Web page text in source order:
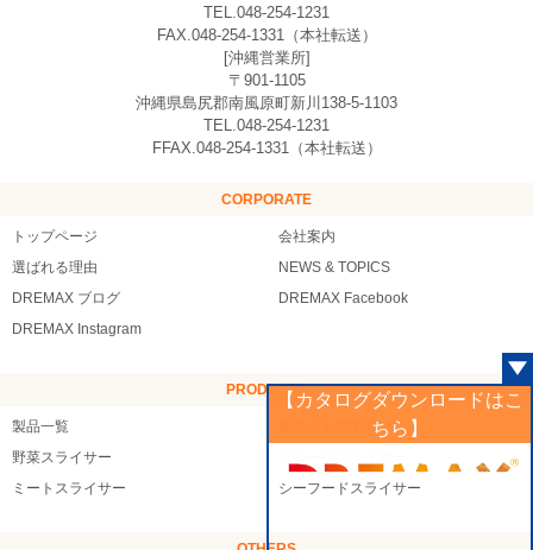
TEL.048-254-1231
FAX.048-254-1331（本社転送）
[沖縄営業所]
〒901-1105
沖縄県島尻郡南風原町新川138-5-1103
TEL.048-254-1231
FFAX.048-254-1331（本社転送）
CORPORATE
トップページ
会社案内
選ばれる理由
NEWS & TOPICS
DREMAX ブログ
DREMAX Facebook
DREMAX Instagram
PRODUCTS
製品一覧
製品デモMOVIE
野菜スライサー
ミートスライサー
シーフードスライサー
【カタログダウンロードはこ
ちら】